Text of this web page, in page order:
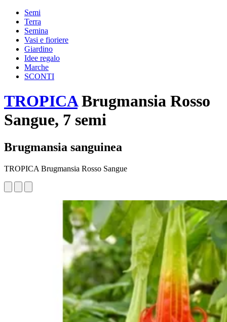
Semi
Terra
Semina
Vasi e fioriere
Giardino
Idee regalo
Marche
SCONTI
TROPICABrugmansia Rosso
Sangue, 7 semi
Brugmansia sanguinea
TROPICA Brugmansia Rosso Sangue